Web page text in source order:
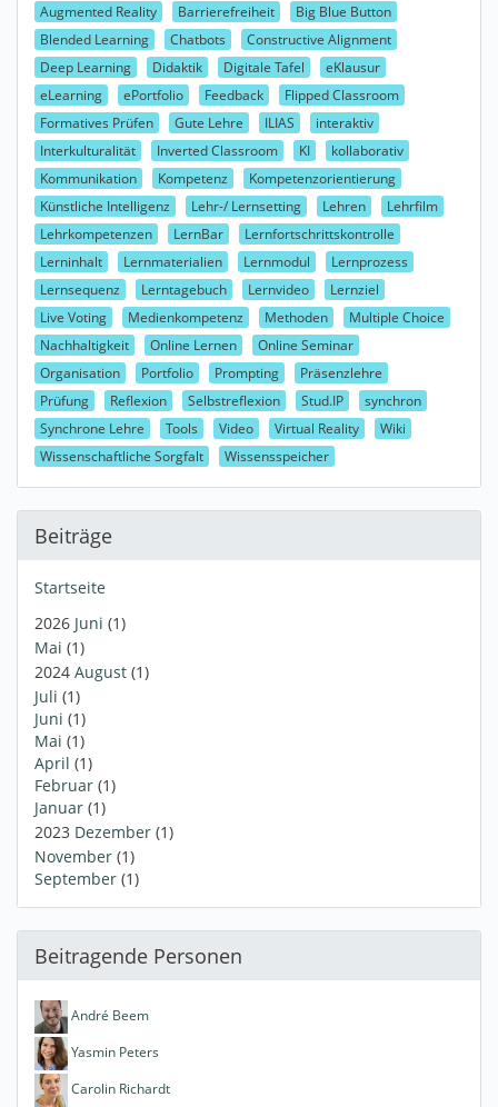
Augmented Reality
Barrierefreiheit
Big Blue Button
Blended Learning
Chatbots
Constructive Alignment
Deep Learning
Didaktik Digitale Tafel
eKlausur
eLearning
ePortfolio Feedback
Flipped Classroom
Formatives Prüfen
Gute Lehre ILIAS
interaktiv
Interkulturalität
Inverted Classroom KI
kollaborativ
Kommunikation
Kompetenz
Kompetenzorientierung
Künstliche Intelligenz
Lehr-/ Lernsetting Lehren
Lehrfilm
Lehrkompetenzen
LernBar
Lernfortschrittskontrolle
Lerninhalt
Lernmaterialien Lernmodul
Lernprozess
Lernsequenz
Lerntagebuch Lernvideo
Lernziel
Live Voting
Medienkompetenz Methoden
Multiple Choice
Nachhaltigkeit
Online Lernen
Online Seminar
Organisation
Portfolio Prompting
Präsenzlehre
Prüfung
Reflexion Selbstreflexion Stud.IP
synchron
Synchrone Lehre
Tools Video Virtual Reality
Wiki
Wissenschaftliche Sorgfalt
Wissensspeicher
Beiträge
Startseite
2026 Juni (1)
Mai (1)
2024 August (1)
Juli (1)
Juni (1)
Mai (1)
April (1)
Februar (1)
Januar (1)
2023 Dezember (1)
November (1)
September (1)
Beitragende Personen
André Beem
Yasmin Peters
Carolin Richardt